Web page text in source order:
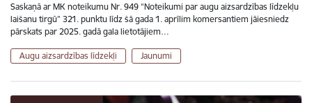
Saskaņā ar MK noteikumu Nr. 949 “Noteikumi par augu aizsardzības līdzekļu
laišanu tirgū” 321. punktu līdz šā gada 1. aprīlim komersantiem jāiesniedz
pārskats par 2025. gadā gala lietotājiem…
Augu aizsardzības līdzekļi Jaunumi